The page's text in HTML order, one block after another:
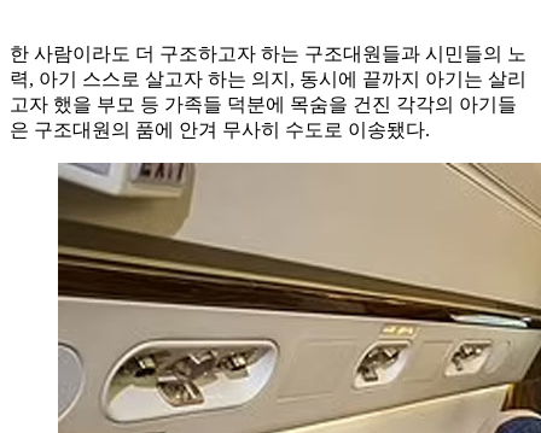
한 사람이라도 더 구조하고자 하는 구조대원들과 시민들의 노
력, 아기 스스로 살고자 하는 의지, 동시에 끝까지 아기는 살리
고자 했을 부모 등 가족들 덕분에 목숨을 건진 각각의 아기들
은 구조대원의 품에 안겨 무사히 수도로 이송됐다.